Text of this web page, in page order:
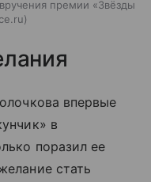
премии «Звёзды
впервые
в
поразил ее
стать